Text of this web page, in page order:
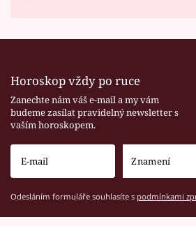
Horoskop vždy po ruce
Zanechte nám váš e-mail a my vám
budeme zasílat pravidelný newsletter s
vaším horoskopem.
Odesláním formuláře souhlasíte s podmínkami